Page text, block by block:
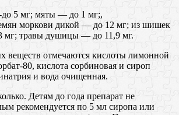
до 5 мг; мяты — до 1 мг;,
моркови дикой — до 12 мг; из шишек
мг; травы душицы — до 11,9 мг.
веществ отмечаются кислоты лимонной
80, кислота сорбиновая и сироп
и вода очищенная.
Детям до года препарат не
рекомендуется по 5 мл сиропа или